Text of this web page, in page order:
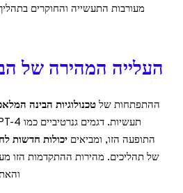
מעורבות התעשייה והחוקרים
העלייה המהירה של
ההתפתחות של טכנולוגיות הבינה
התופעה הזו, ומביאים יכולות חדשות
של תהליכים. מהירות ההתקדמות הזו